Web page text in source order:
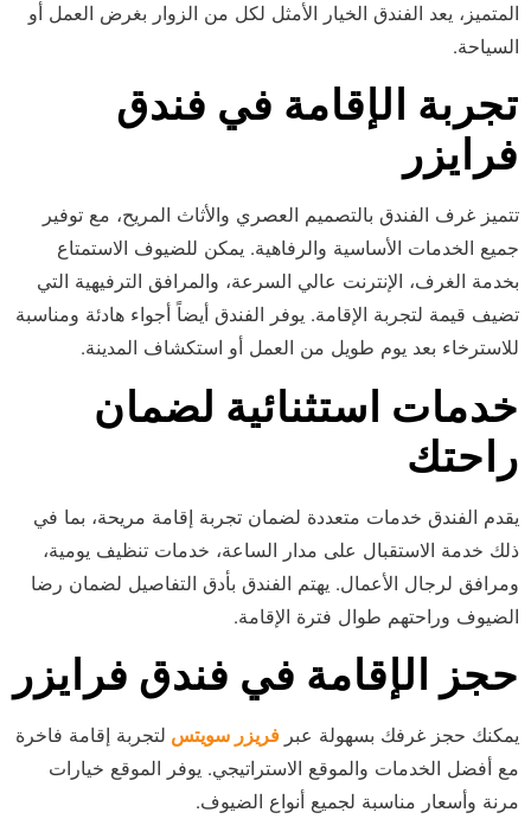
المتميز، يعد الفندق الخيار الأمثل لكل من الزوار بغرض العمل أو
السياحة.
تجربة الإقامة في فندق
فرايزر
تتميز غرف الفندق بالتصميم العصري والأثاث المريح، مع توفير
جميع الخدمات الأساسية والرفاهية. يمكن للضيوف الاستمتاع
بخدمة الغرف، الإنترنت عالي السرعة، والمرافق الترفيهية التي
تضيف قيمة لتجربة الإقامة. يوفر الفندق أيضاً أجواء هادئة ومناسبة
للاسترخاء بعد يوم طويل من العمل أو استكشاف المدينة.
خدمات استثنائية لضمان
راحتك
يقدم الفندق خدمات متعددة لضمان تجربة إقامة مريحة، بما في
ذلك خدمة الاستقبال على مدار الساعة، خدمات تنظيف يومية،
ومرافق لرجال الأعمال. يهتم الفندق بأدق التفاصيل لضمان رضا
الضيوف وراحتهم طوال فترة الإقامة.
حجز الإقامة في فندق فرايزر
يمكنك حجز غرفك بسهولة عبر فريزر سويتس لتجربة إقامة فاخرة
مع أفضل الخدمات والموقع الاستراتيجي. يوفر الموقع خيارات
مرنة وأسعار مناسبة لجميع أنواع الضيوف.